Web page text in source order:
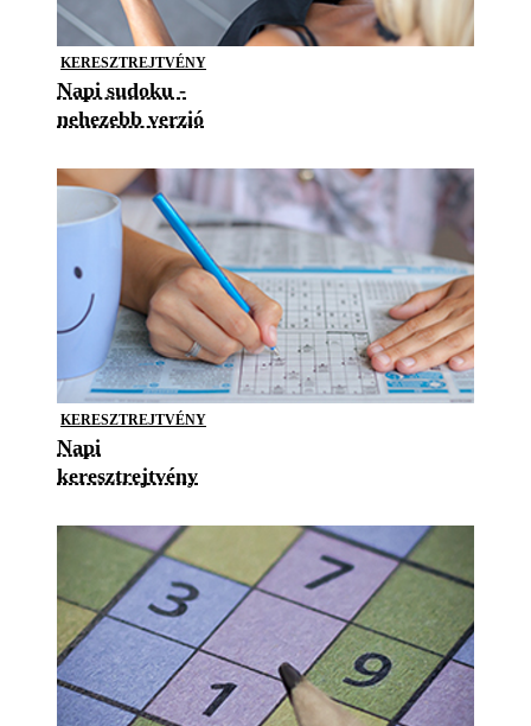
KERESZTREJTVÉNY
Napi sudoku -
nehezebb verzió
KERESZTREJTVÉNY
Napi
keresztrejtvény